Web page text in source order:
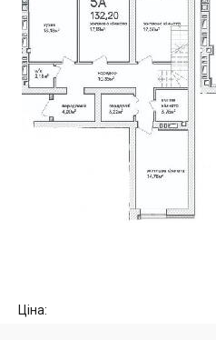
Ціна: